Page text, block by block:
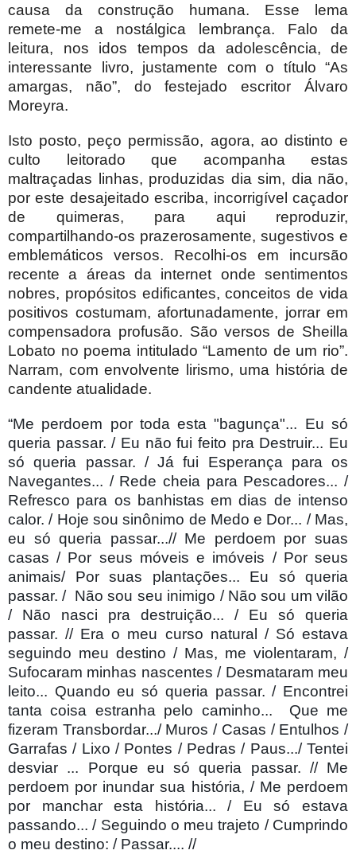
causa da construção humana. Esse lema
remete-me a nostálgica lembrança. Falo da
leitura, nos idos tempos da adolescência, de
interessante livro, justamente com o título “As
amargas, não”, do festejado escritor Álvaro
Moreyra.
Isto posto, peço permissão, agora, ao distinto e
culto leitorado que acompanha estas
maltraçadas linhas, produzidas dia sim, dia não,
por este desajeitado escriba, incorrigível caçador
de quimeras, para aqui reproduzir,
compartilhando-os prazerosamente, sugestivos e
emblemáticos versos. Recolhi-os em incursão
recente a áreas da internet onde sentimentos
nobres, propósitos edificantes, conceitos de vida
positivos costumam, afortunadamente, jorrar em
compensadora profusão. São versos de Sheilla
Lobato no poema intitulado “Lamento de um rio”.
Narram, com envolvente lirismo, uma história de
candente atualidade.
“Me perdoem por toda esta "bagunça"... Eu só
queria passar. / Eu não fui feito pra Destruir... Eu
só queria passar. / Já fui Esperança para os
Navegantes... / Rede cheia para Pescadores... /
Refresco para os banhistas em dias de intenso
calor. / Hoje sou sinônimo de Medo e Dor... / Mas,
eu só queria passar...// Me perdoem por suas
casas / Por seus móveis e imóveis / Por seus
animais/ Por suas plantações... Eu só queria
passar. / Não sou seu inimigo / Não sou um vilão
/ Não nasci pra destruição... / Eu só queria
passar. // Era o meu curso natural / Só estava
seguindo meu destino / Mas, me violentaram, /
Sufocaram minhas nascentes / Desmataram meu
leito... Quando eu só queria passar. / Encontrei
tanta coisa estranha pelo caminho...
Que me
fizeram Transbordar.../ Muros / Casas / Entulhos /
Garrafas / Lixo / Pontes / Pedras / Paus.../ Tentei
desviar ... Porque eu só queria passar. // Me
perdoem por inundar sua história, / Me perdoem
por manchar esta história... / Eu só estava
passando... / Seguindo o meu trajeto / Cumprindo
o meu destino: / Passar.... //